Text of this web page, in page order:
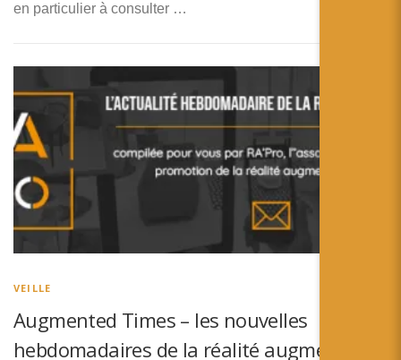
en particulier à consulter …
VEILLE
Augmented Times – les nouvelles
hebdomadaires de la réalité augmentée –